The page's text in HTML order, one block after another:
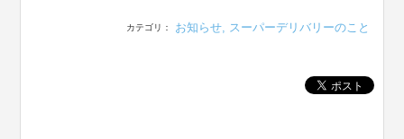
カテゴリ： お知らせ, スーパーデリバリーのこと